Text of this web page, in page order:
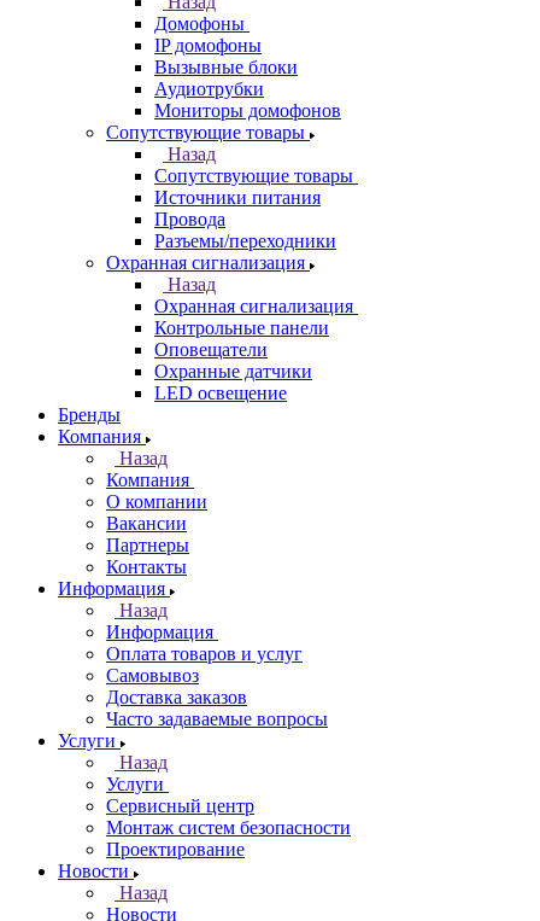
Домофоны
IP домофоны
Вызывные блоки
Аудиотрубки
Мониторы домофонов
Сопутствующие товары
Назад
Сопутствующие товары
Источники питания
Провода
Разъемы/переходники
Охранная сигнализация
Назад
Охранная сигнализация
Контрольные панели
Оповещатели
Охранные датчики
LED освещение
Бренды
Компания
Назад
Компания
О компании
Вакансии
Партнеры
Контакты
Информация
Назад
Информация
Оплата товаров и услуг
Самовывоз
Доставка заказов
Часто задаваемые вопросы
Услуги
Назад
Услуги
Сервисный центр
Монтаж систем безопасности
Проектирование
Новости
Назад
Новости